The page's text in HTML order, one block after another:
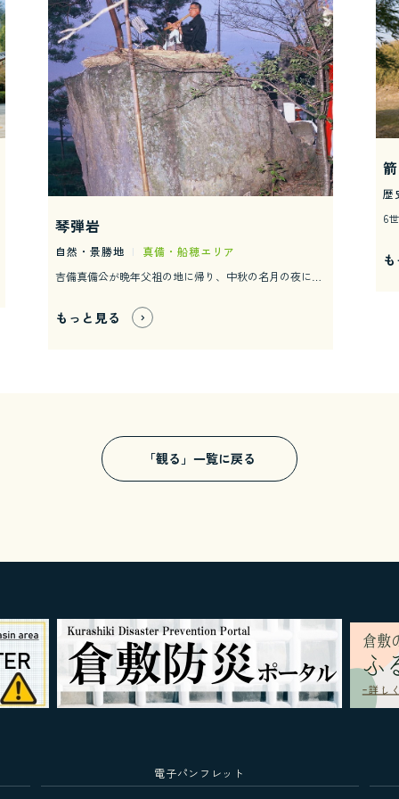
琴弾岩
自然・景勝地 |
真備・船穂エリア
もっと見る
歴
「観る」一覧に戻る
電子パンフレット